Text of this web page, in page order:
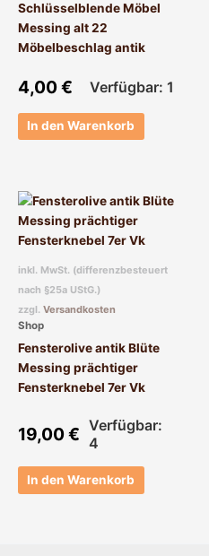
Schlüsselblende Möbel
Messing alt 22
Möbelbeschlag antik
4,00€ Verfügbar: 1
In den Warenkorb
inkl. MwSt. (differenzbesteuert
nach §25a UStG.)
zzgl. Versandkosten
Shop
Fensterolive antik Blüte
Messing prächtiger
Fensterknebel 7er Vk
19,00€ Verfügbar:
4
In den Warenkorb